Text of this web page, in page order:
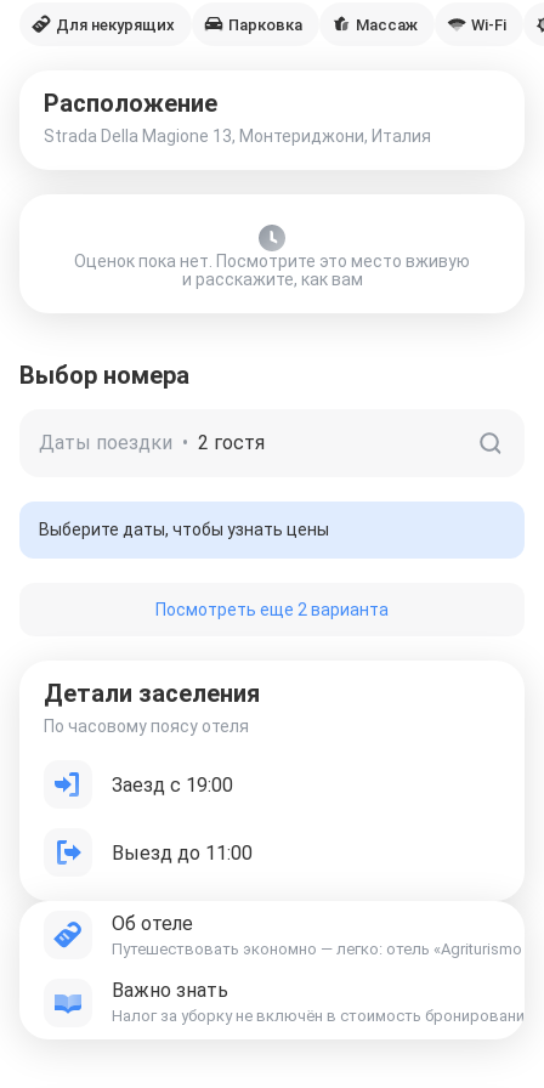
Для некурящих Парковка Массаж Wi-Fi
Расположение
Strada Della Magione 13, Монтериджони, Италия
Оценок пока нет. Посмотрите это место вживую
и расскажите, как вам
Выбор номера
Даты поездки • 2 гостя
Выберите даты, чтобы узнать цены
Посмотреть еще 2 варианта
Детали заселения
По часовому поясу отеля
Заезд с 19:00
Выезд до 11:00
Об отеле
Путешествовать экономно — легко: отель «Agriturismo
Важно знать